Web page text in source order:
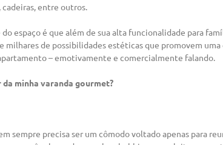
cadeiras, entre outros.
espaço é que além de sua alta funcionalidade para
milhares de possibilidades estéticas que promovem
– emotivamente e comercialmente falando.
da minha varanda gourmet?
sempre precisa ser um cômodo voltado apenas para